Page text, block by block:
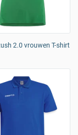
2.0 vrouwen T-shirt